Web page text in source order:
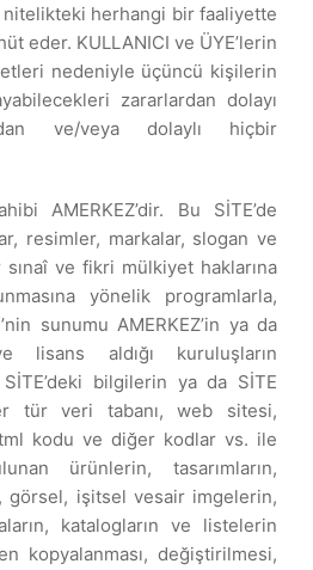
herhangi bir faaliyette
eder. KULLANICI ve ÜYE’lerin
nedeniyle üçüncü kişilerin
zararlardan dolayı
ve/veya dolaylı hiçbir
AMERKEZ’dir. Bu SİTE’de
resimler, markalar, slogan ve
ve fikri mülkiyet haklarına
yönelik programlarla,
sunumu AMERKEZ’in ya da
lisans aldığı kuruluşların
bilgilerin ya da SİTE
tür veri tabanı, web sitesi,
kodu ve diğer kodlar vs. ile
ürünlerin, tasarımların,
görsel, işitsel vesair imgelerin,
katalogların ve listelerin
kopyalanması, değiştirilmesi,